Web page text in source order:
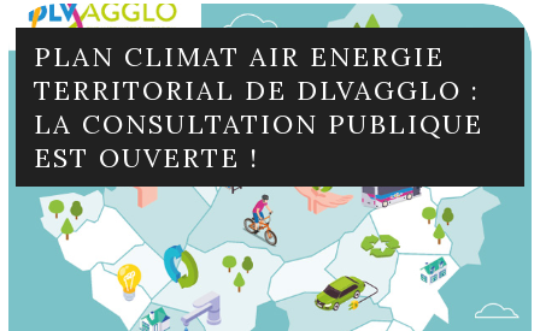
PLAN CLIMAT AIR ENERGIE
TERRITORIAL DE DLVAGGLO :
LA CONSULTATION PUBLIQUE
EST OUVERTE !